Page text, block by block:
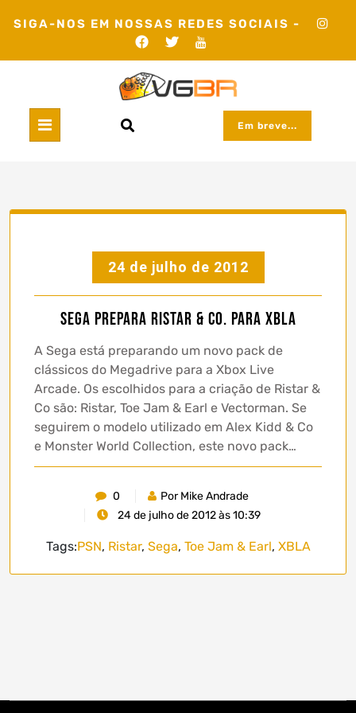
SIGA-NOS EM NOSSAS REDES SOCIAIS -
Em breve...
24 de julho de 2012
Sega prepara Ristar & Co. para XBLA
A Sega está preparando um novo pack de
clássicos do Megadrive para a Xbox Live
Arcade. Os escolhidos para a criação de Ristar &
Co são: Ristar, Toe Jam & Earl e Vectorman. Se
seguirem o modelo utilizado em Alex Kidd & Co
e Monster World Collection, este novo pack…
0
Por Mike Andrade
24 de julho de 2012 às 10:39
Tags:PSN, Ristar, Sega, Toe Jam & Earl, XBLA